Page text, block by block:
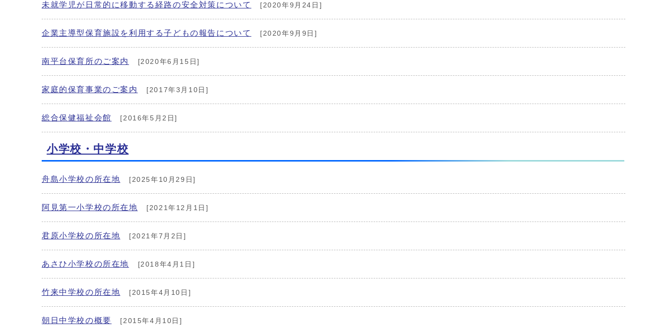
未就学児が日常的に移動する経路の安全対策について [2020年9月24日]
企業主導型保育施設を利用する子どもの報告について [2020年9月9日]
南平台保育所のご案内 [2020年6月15日]
家庭的保育事業のご案内 [2017年3月10日]
総合保健福祉会館 [2016年5月2日]
小学校・中学校
舟島小学校の所在地 [2025年10月29日]
阿見第一小学校の所在地 [2021年12月1日]
君原小学校の所在地 [2021年7月2日]
あさひ小学校の所在地 [2018年4月1日]
竹来中学校の所在地 [2015年4月10日]
朝日中学校の概要 [2015年4月10日]